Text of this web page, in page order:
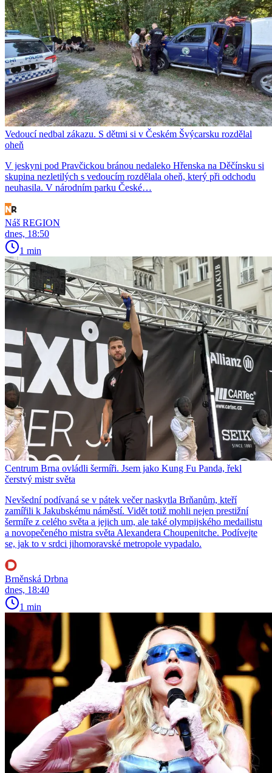
Vedoucí nedbal zákazu. S dětmi si v Českém Švýcarsku rozdělal
oheň
V jeskyni pod Pravčickou bránou nedaleko Hřenska na Děčínsku si
skupina nezletilých s vedoucím rozdělala oheň, který při odchodu
neuhasila. V národním parku České…
Náš REGION
dnes, 18:50
1 min
Centrum Brna ovládli šermíři. Jsem jako Kung Fu Panda, řekl
čerstvý mistr světa
Nevšední podívaná se v pátek večer naskytla Brňanům, kteří
zamířili k Jakubskému náměstí. Vidět totiž mohli nejen prestižní
šermíře z celého světa a jejich um, ale také olympijského medailistu
a novopečeného mistra světa Alexandera Choupenitche. Podívejte
se, jak to v srdci jihomoravské metropole vypadalo.
Brněnská Drbna
dnes, 18:40
1 min